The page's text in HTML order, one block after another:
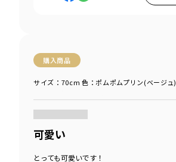
購入商品
サイズ：70cm 色：ポムポムプリン(ベージュ)
可愛い
とっても可愛いです！